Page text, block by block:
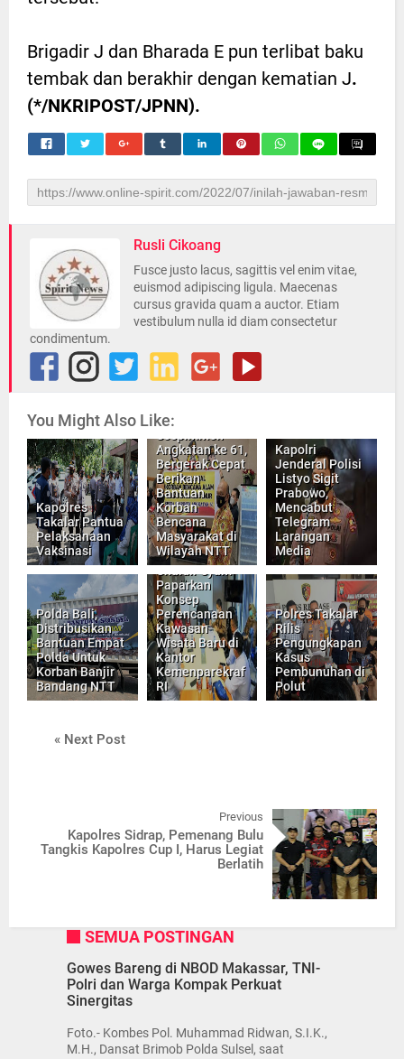
Brigadir J dan Bharada E pun terlibat baku
tembak dan berakhir dengan kematian J.
(*/NKRIPOST/JPNN).
Rusli Cikoang
Fusce justo lacus, sagittis vel enim vitae,
euismod adipiscing ligula. Maecenas
cursus gravida quam a auctor. Etiam
vestibulum nulla id diam consectetur
condimentum.
You Might Also Like:
Kapolres
Takalar Pantua
Pelaksanaan
Vaksinasi
Peserta Didik
Angkatan ke 61,
Bergerak Cepat
Berikan
Bantuan
Korban
Bencana
Masyarakat di
Wilayah NTT
Kapolri
Jenderal Polisi
Listyo Sigit
Prabowo,
Mencabut
Telegram
Larangan
Media
Polda Bali,
Distribusikan
Bantuan Empat
Polda Untuk
Korban Banjir
Bandang NTT
Bupati HAS
Paparkan
Konsep
Perencanaan
Kawasan
Wisata Baru di
Kantor
Kemenparekraf
RI
Polres Takalar
Rilis
Pengungkapan
Kasus
Pembunuhan di
Polut
« Next Post
Previous
Kapolres Sidrap, Pemenang Bulu
Tangkis Kapolres Cup I, Harus Legiat
Berlatih
SEMUA POSTINGAN
Gowes Bareng di NBOD Makassar, TNI-
Polri dan Warga Kompak Perkuat
Sinergitas
Foto.- Kombes Pol. Muhammad Ridwan, S.I.K.,
M.H., Dansat Brimob Polda Sulsel, saat